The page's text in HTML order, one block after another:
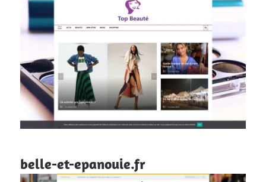
belle-et-epanouie.fr